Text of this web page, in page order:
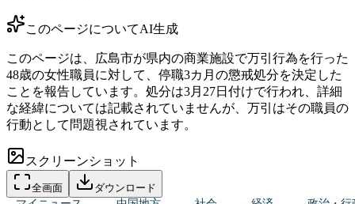
このページについてAI生成
このページは、広島市が県内の商業施設で万引行為を行った
48歳の女性職員に対して、停職3カ月の懲戒処分を決定した
ことを報告しています。処分は3月27日付けで行われ、詳細
な経緯については記載されていませんが、万引はその職員の
行動として問題視されています。
スクリーンショット
全画面 ダウンロード